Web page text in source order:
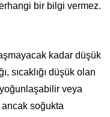
bir bilgi vermez.
kadar düşük
sıcaklığı düşük olan
veya
ancak soğukta